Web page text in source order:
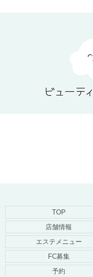
TOP
店舗情報
エステメニュー
FC募集
予約